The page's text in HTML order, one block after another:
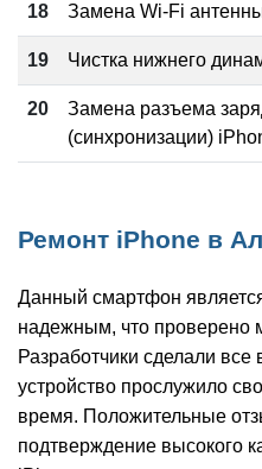
18 Замена Wi-Fi
19 Чистка нижнего
20
Замена разъема
(синхронизации)
Ремонт iPhone в
Данный смартфон
надежным, что проверено
Разработчики сделали
устройство прослужило
время. Положительные
подтверждение высокого